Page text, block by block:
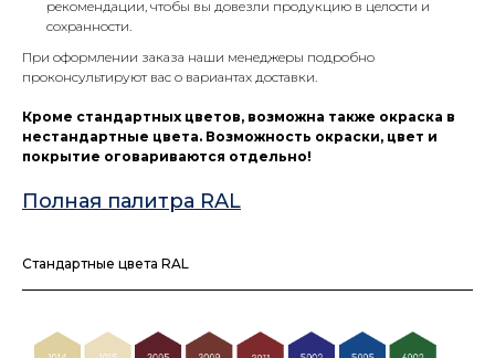
рекомендации, чтобы вы довезли продукцию в целости и
сохранности.
При оформлении заказа наши менеджеры подробно
проконсультируют вас о вариантах доставки.
Кроме стандартных цветов, возможна также окраска в
нестандартные цвета. Возможность окраски, цвет и
покрытие оговариваются отдельно!
Полная палитра RAL
Стандартные цвета RAL